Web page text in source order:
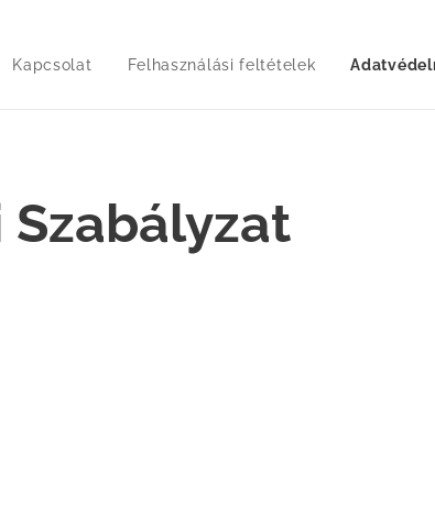
Kapcsolat Felhasználási feltételek